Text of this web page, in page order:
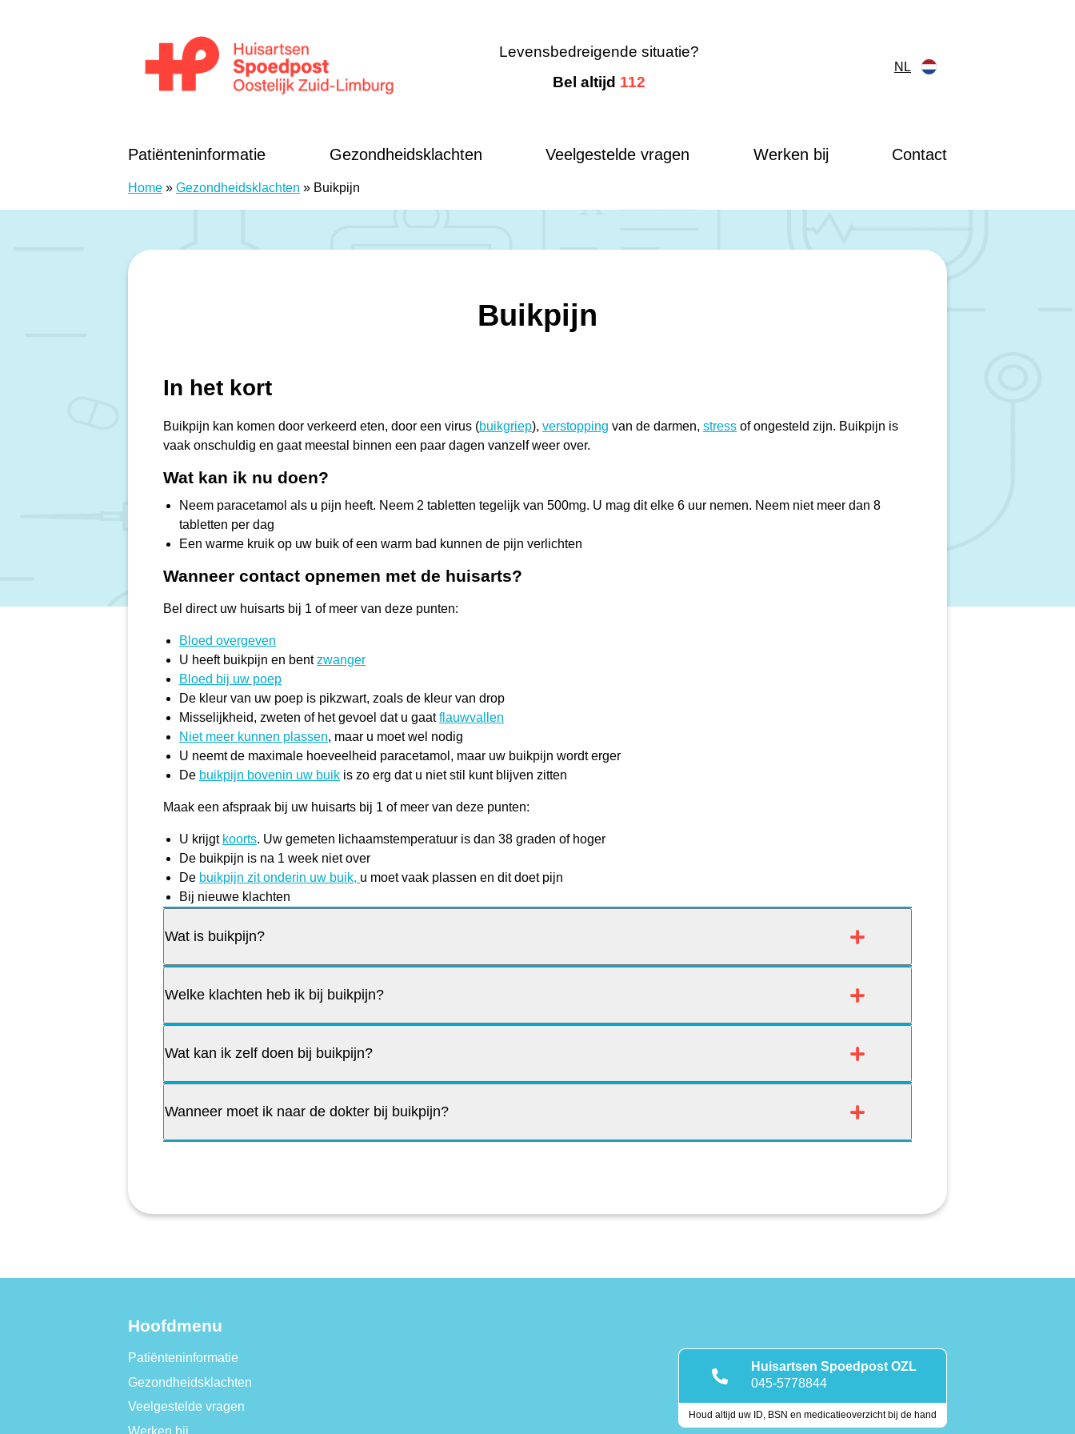
Levensbedreigende situatie?
Bel altijd 112
NL
Patiënteninformatie Gezondheidsklachten Veelgestelde vragen Werken bij Contact
Home » Gezondheidsklachten » Buikpijn
Buikpijn
In het kort
Buikpijn kan komen door verkeerd eten, door een virus (buikgriep), verstopping van de darmen, stress of ongesteld zijn. Buikpijn is
vaak onschuldig en gaat meestal binnen een paar dagen vanzelf weer over.
Wat kan ik nu doen?
Neem paracetamol als u pijn heeft. Neem 2 tabletten tegelijk van 500mg. U mag dit elke 6 uur nemen. Neem niet meer dan 8
tabletten per dag
Een warme kruik op uw buik of een warm bad kunnen de pijn verlichten
Wanneer contact opnemen met de huisarts?
Bel direct uw huisarts bij 1 of meer van deze punten:
Bloed overgeven
U heeft buikpijn en bentzwanger
Bloed bij uw poep
De kleur van uw poep is pikzwart, zoals de kleur van drop
Misselijkheid, zweten of het gevoel dat u gaatflauwvallen
Niet meer kunnen plassen, maar u moet wel nodig
U neemt de maximale hoeveelheid paracetamol, maar uw buikpijn wordt erger
De buikpijn bovenin uw buik is zo erg dat u niet stil kunt blijven zitten
Maak een afspraak bij uw huisarts bij 1 of meer van deze punten:
U krijgt koorts. Uw gemeten lichaamstemperatuur is dan 38 graden of hoger
De buikpijn is na 1 week niet over
De buikpijn zit onderin uw buik, u moet vaak plassen en dit doet pijn
Bij nieuwe klachten
Wat is buikpijn?
Welke klachten heb ik bij buikpijn?
Wat kan ik zelf doen bij buikpijn?
Wanneer moet ik naar de dokter bij buikpijn?
Hoofdmenu
Patiënteninformatie
Gezondheidsklachten
Veelgestelde vragen
Werken bij
Huisartsen Spoedpost OZL
045-5778844
Houd altijd uw ID, BSN en medicatieoverzicht bij de hand